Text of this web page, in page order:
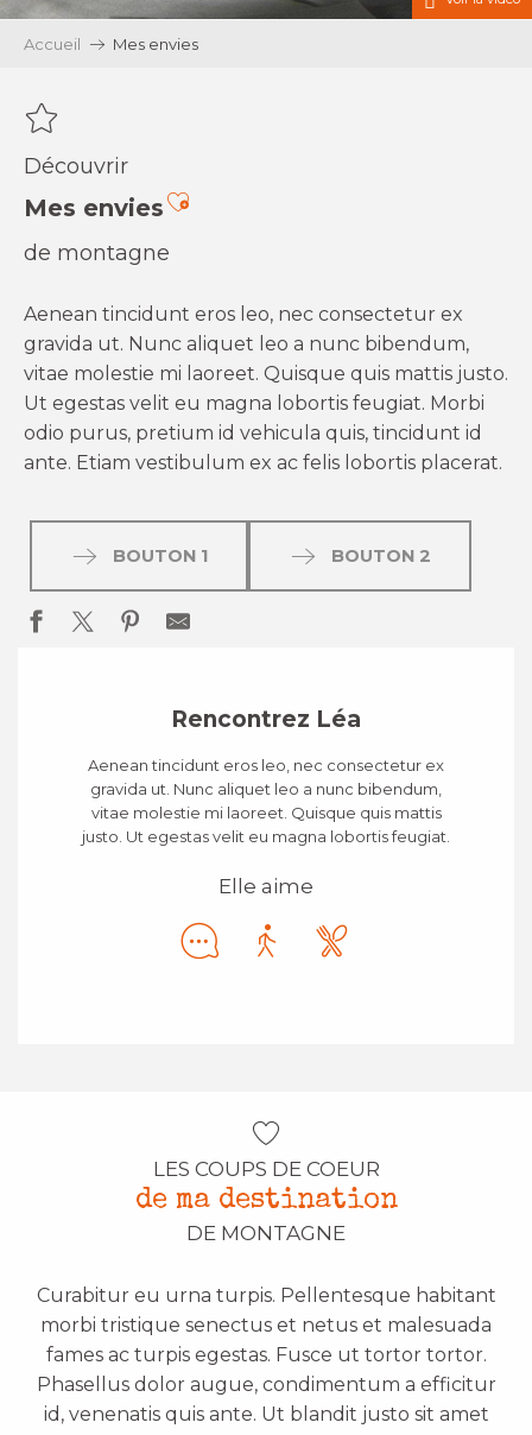
Accueil Mes envies
Découvrir
Mes enviesAjouter aux favoris
de montagne
Aenean tincidunt eros leo, nec consectetur ex
gravida ut. Nunc aliquet leo a nunc bibendum,
vitae molestie mi laoreet. Quisque quis mattis justo.
Ut egestas velit eu magna lobortis feugiat. Morbi
odio purus, pretium id vehicula quis, tincidunt id
ante. Etiam vestibulum ex ac felis lobortis placerat.
BOUTON 1 BOUTON 2
Rencontrez Léa
Aenean tincidunt eros leo, nec consectetur ex
gravida ut. Nunc aliquet leo a nunc bibendum,
vitae molestie mi laoreet. Quisque quis mattis
justo. Ut egestas velit eu magna lobortis feugiat.
Elle aime
LES COUPS DE COEUR
de ma destination
DE MONTAGNE
Curabitur eu urna turpis. Pellentesque habitant
morbi tristique senectus et netus et malesuada
fames ac turpis egestas. Fusce ut tortor tortor.
Phasellus dolor augue, condimentum a efficitur
id, venenatis quis ante. Ut blandit justo sit amet